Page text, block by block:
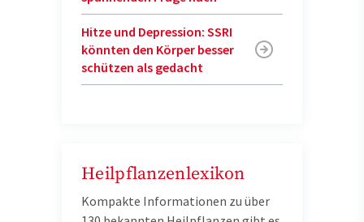
Hitze und Depression: SSRI
könnten den Körper besser
schützen als gedacht
Heilpflanzenlexikon
Kompakte Informationen zu über